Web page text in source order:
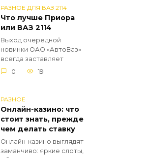
РАЗНОЕ ДЛЯ ВАЗ 2114
Что лучше Приора
или ВАЗ 2114
Выход очередной
новинки ОАО «АвтоВаз»
всегда заставляет
0
19
РАЗНОЕ
Онлайн-казино: что
стоит знать, прежде
чем делать ставку
Онлайн-казино выглядят
заманчиво: яркие слоты,